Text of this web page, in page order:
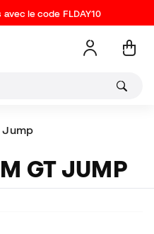
le code FLDAY10
Jump
GT JUMP